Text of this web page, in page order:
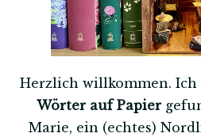
Herzlich willkommen. Ich
Wörter auf Papier
Marie, ein (echtes)